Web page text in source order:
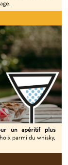
un apéritif plus
parmi du whisky,